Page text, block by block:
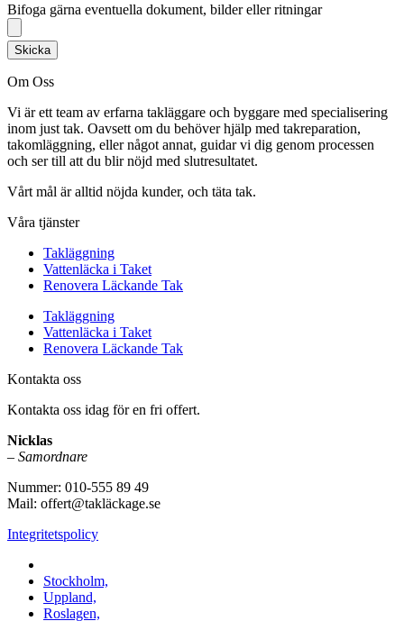
Bifoga gärna eventuella dokument, bilder eller ritningar
Skicka
Om Oss
Vi är ett team av erfarna takläggare och byggare med specialisering
inom just tak. Oavsett om du behöver hjälp med takreparation,
takomläggning, eller något annat, guidar vi dig genom processen
och ser till att du blir nöjd med slutresultatet.
Vårt mål är alltid nöjda kunder, och täta tak.
Våra tjänster
Takläggning
Vattenläcka i Taket
Renovera Läckande Tak
Takläggning
Vattenläcka i Taket
Renovera Läckande Tak
Kontakta oss
Kontakta oss idag för en fri offert.
Nicklas
– Samordnare
Nummer: 010-555 89 49
Mail: offert@takläckage.se
Integritetspolicy
Stockholm,
Uppland,
Roslagen,